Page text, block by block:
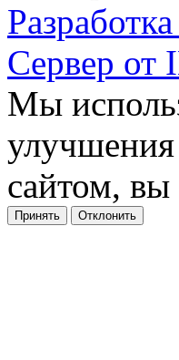
Сервер от
Мы
улучшения
сайтом, вы
Принять Отклонить